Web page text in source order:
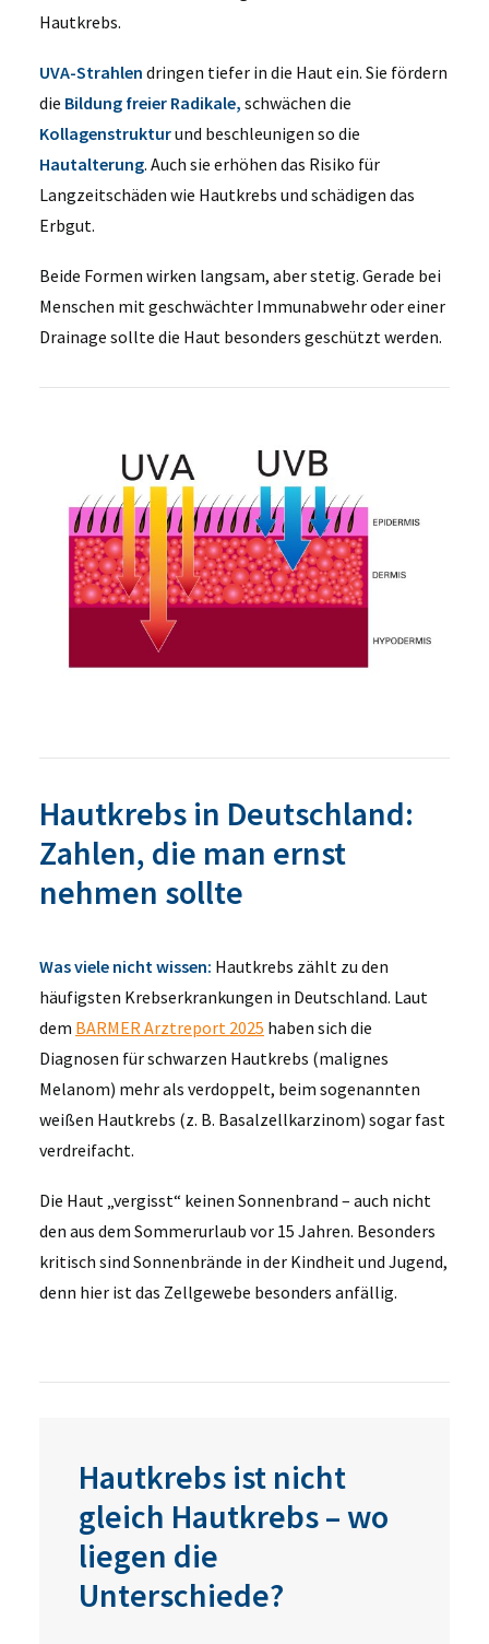
Hautkrebs.
UVA-Strahlen dringen tiefer in die Haut ein. Sie fördern
die Bildung freier Radikale, schwächen die
Kollagenstrukturund beschleunigen so die
Hautalterung. Auch sie erhöhen das Risiko für
Langzeitschäden wie Hautkrebs und schädigen das
Erbgut.
Beide Formen wirken langsam, aber stetig. Gerade bei
Menschen mit geschwächter Immunabwehr oder einer
Drainage sollte die Haut besonders geschützt werden.
Hautkrebs in Deutschland:
Zahlen, die man ernst
nehmen sollte
Was viele nicht wissen: Hautkrebs zählt zu den
häufigsten Krebserkrankungen in Deutschland. Laut
dem BARMER Arztreport 2025 haben sich die
Diagnosen für schwarzen Hautkrebs (malignes
Melanom) mehr als verdoppelt, beim sogenannten
weißen Hautkrebs (z. B. Basalzellkarzinom) sogar fast
verdreifacht.
Die Haut „vergisst“ keinen Sonnenbrand – auch nicht
den aus dem Sommerurlaub vor 15 Jahren. Besonders
kritisch sind Sonnenbrände in der Kindheit und Jugend,
denn hier ist das Zellgewebe besonders anfällig.
Hautkrebs ist nicht
gleich Hautkrebs – wo
liegen die
Unterschiede?